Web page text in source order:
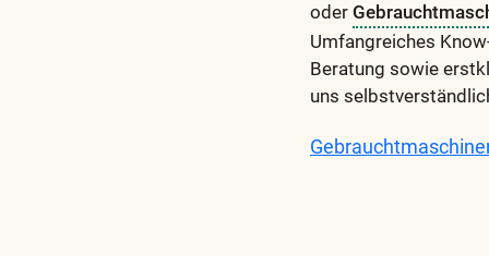
oder
Umfangreiches
Beratung sowie
uns